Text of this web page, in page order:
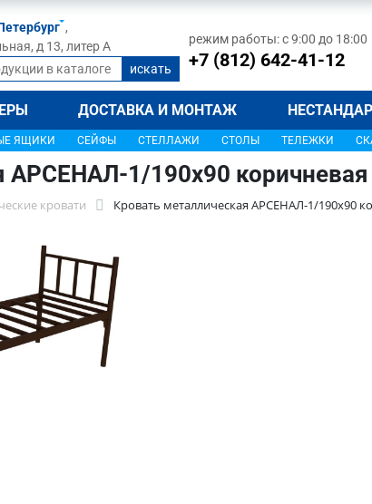
,
д 13, литер А
режим работы: с 9:00 до 18:00
+7 (812) 642-41-12
ДОСТАВКА И МОНТАЖ
ЯЩИКИ СЕЙФЫ СТЕЛЛАЖИ СТОЛЫ ТЕЛЕЖКИ
АРСЕНАЛ-1/190х90 коричневая
кровати Кровать металлическая АРСЕНАЛ-1/190х90